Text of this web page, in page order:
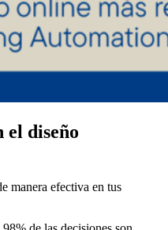
el diseño
manera efectiva en tus